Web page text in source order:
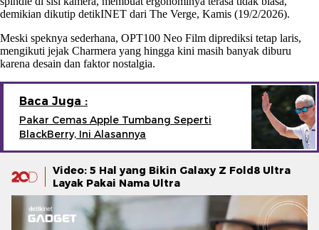
demikian dikutip detikINET dari The Verge, Kamis (19/2/2026).
Meski speknya sederhana, OPT100 Neo Film diprediksi tetap laris,
mengikuti jejak Charmera yang hingga kini masih banyak diburu
karena desain dan faktor nostalgia.
Baca Juga :
Pakar Cemas Apple Tumbang Seperti
BlackBerry, Ini Alasannya
Video: 5 Hal yang Bikin Galaxy Z Fold8 Ultra
Layak Pakai Nama Ultra